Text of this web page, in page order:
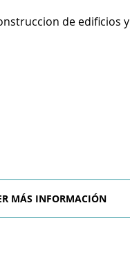
de edificios y
MÁS INFORMACIÓN